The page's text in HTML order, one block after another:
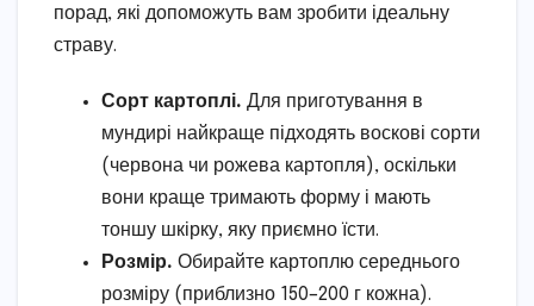
порад, які допоможуть вам зробити ідеальну
страву.
Сорт картоплі. Для приготування в
мундирі найкраще підходять воскові сорти
(червона чи рожева картопля), оскільки
вони краще тримають форму і мають
тоншу шкірку, яку приємно їсти.
Розмір. Обирайте картоплю середнього
розміру (приблизно 150–200 г кожна).